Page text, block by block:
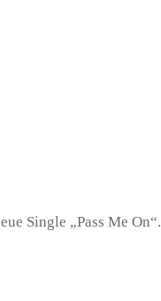
Single „Pass Me On“.